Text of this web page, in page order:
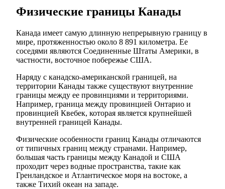
Физические границы Канады
Канада имеет самую длинную непрерывную границу в
мире, протяженностью около 8 891 километра. Ее
соседями являются Соединенные Штаты Америки, в
частности, восточное побережье США.
Наряду с канадско-американской границей, на
территории Канады также существуют внутренние
границы между ее провинциями и территориями.
Например, граница между провинцией Онтарио и
провинцией Квебек, которая является крупнейшей
внутренней границей Канады.
Физические особенности границ Канады отличаются
от типичных границ между странами. Например,
большая часть границы между Канадой и США
проходит через водные пространства, такие как
Гренландское и Атлантическое моря на востоке, а
также Тихий океан на западе.